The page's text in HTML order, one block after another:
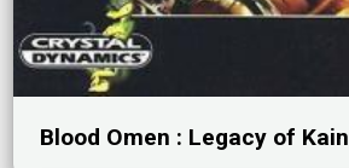
Blood Omen : Legacy of Kain